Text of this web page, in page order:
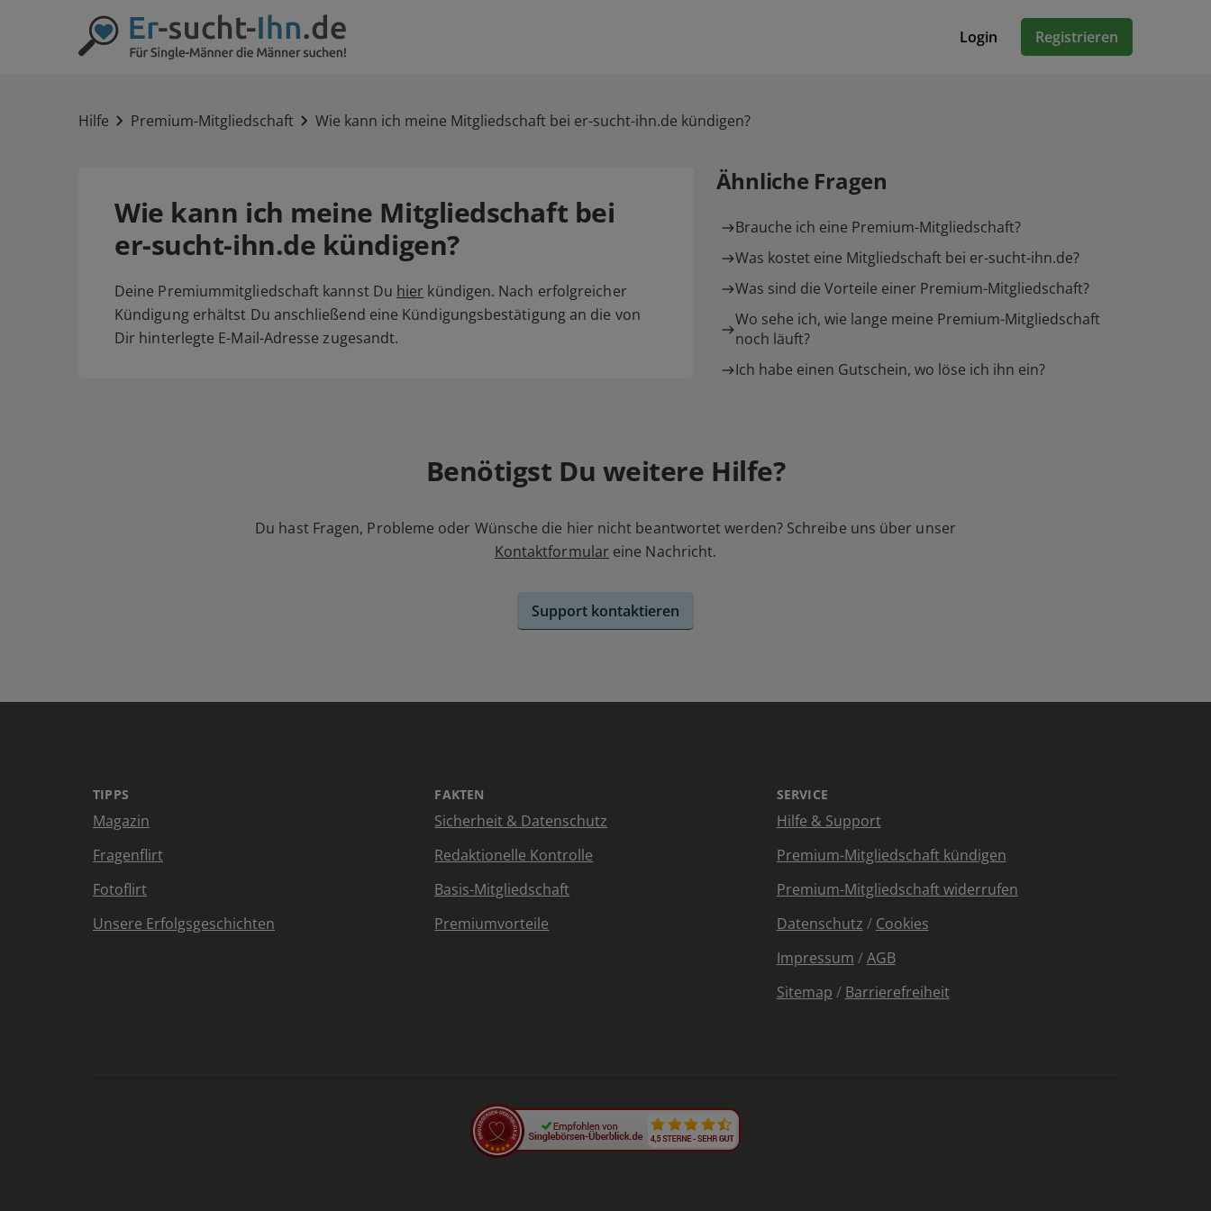
Login Registrieren
Hilfe Premium-Mitgliedschaft Wie kann ich meine Mitgliedschaft bei er-sucht-ihn.de kündigen?
Wie kann ich meine Mitgliedschaft bei
er-sucht-ihn.de kündigen?
Deine Premiummitgliedschaft kannst Du hier kündigen. Nach erfolgreicher
Kündigung erhältst Du anschließend eine Kündigungsbestätigung an die von
Dir hinterlegte E-Mail-Adresse zugesandt.
Ähnliche Fragen
Brauche ich eine Premium-Mitgliedschaft?
Was kostet eine Mitgliedschaft bei er-sucht-ihn.de?
Was sind die Vorteile einer Premium-Mitgliedschaft?
Wo sehe ich, wie lange meine Premium-Mitgliedschaft
noch läuft?
Ich habe einen Gutschein, wo löse ich ihn ein?
Benötigst Du weitere Hilfe?
Du hast Fragen, Probleme oder Wünsche die hier nicht beantwortet werden? Schreibe uns über unser
Kontaktformular eine Nachricht.
Support kontaktieren
TIPPS
Magazin
Fragenflirt
Fotoflirt
Unsere Erfolgsgeschichten
FAKTEN
Sicherheit & Datenschutz
Redaktionelle Kontrolle
Basis-Mitgliedschaft
Premiumvorteile
SERVICE
Hilfe & Support
Premium-Mitgliedschaft kündigen
Premium-Mitgliedschaft widerrufen
Datenschutz / Cookies
Impressum /AGB
Sitemap / Barrierefreiheit